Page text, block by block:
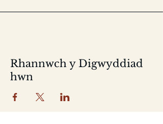
Rhannwch y Digwyddiad
hwn